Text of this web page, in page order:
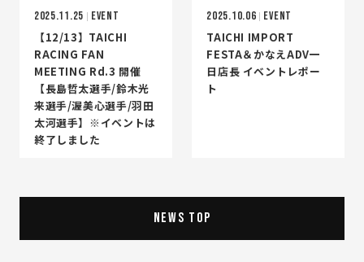
2025.11.25 EVENT
【12/13】TAICHI
RACING FAN
MEETING Rd.3 開催
【長島哲太選手/鈴木光
来選手/渥美心選手/羽田
太河選手】※イベントは
終了しました
2025.10.06 EVENT
TAICHI IMPORT
FESTA＆かなえADV一
日店長 イベントレポー
ト
NEWS TOP